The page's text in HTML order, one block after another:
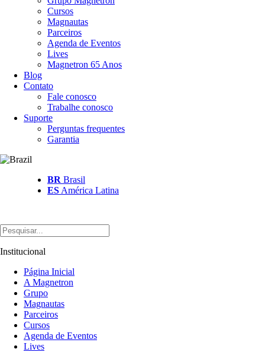
Cursos
Magnautas
Parceiros
Agenda de Eventos
Lives
Magnetron 65 Anos
Blog
Contato
Fale conosco
Trabalhe conosco
Suporte
Perguntas frequentes
Garantia
BR Brasil
ES América Latina
Institucional
Página Inicial
A Magnetron
Grupo
Magnautas
Parceiros
Cursos
Agenda de Eventos
Lives